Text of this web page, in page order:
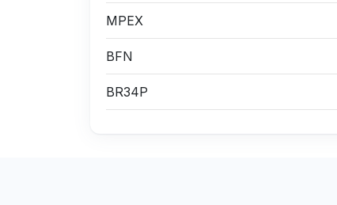
MPEX
BFN
BR34P